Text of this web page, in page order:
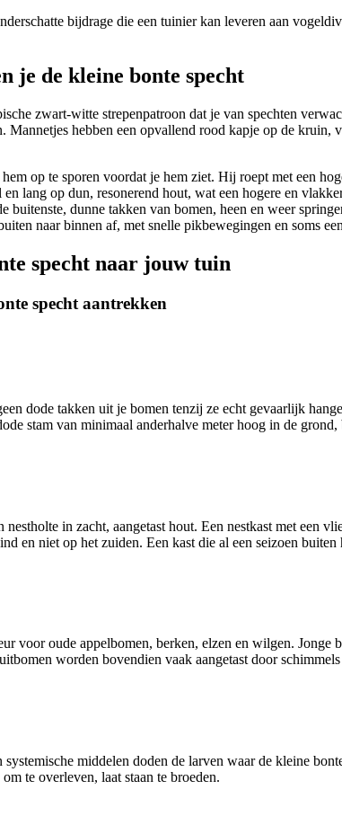
bijdrage die een tuinier kan leveren aan
je de kleine bonte specht
zwart-witte strepenpatroon dat je van spechten
Mannetjes hebben een opvallend rood kapje op de
op te sporen voordat je hem ziet. Hij roept met een
lang op dun, resonerend hout, wat een hogere en
dunne takken van bomen, heen en weer
naar binnen af, met snelle pikbewegingen en soms
specht naar jouw tuin
specht aantrekken
dode takken uit je bomen tenzij ze echt gevaarlijk
stam van minimaal anderhalve meter hoog in de
nestholte in zacht, aangetast hout. Een nestkast met een
en niet op het zuiden. Een kast die al een seizoen
voor oude appelbomen, berken, elzen en wilgen.
worden bovendien vaak aangetast door
middelen doden de larven waar de kleine
te overleven, laat staan te broeden.